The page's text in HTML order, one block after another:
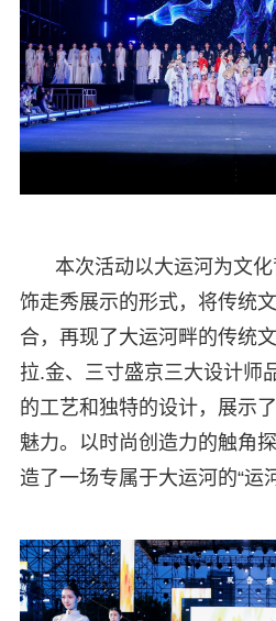
本次活动以大运河为文
饰走秀展示的形式，将传统
合，再现了大运河畔的传统
拉.金、三寸盛京三大设计师
的工艺和独特的设计，展示
魅力。以时尚创造力的触角
造了一场专属于大运河的“运